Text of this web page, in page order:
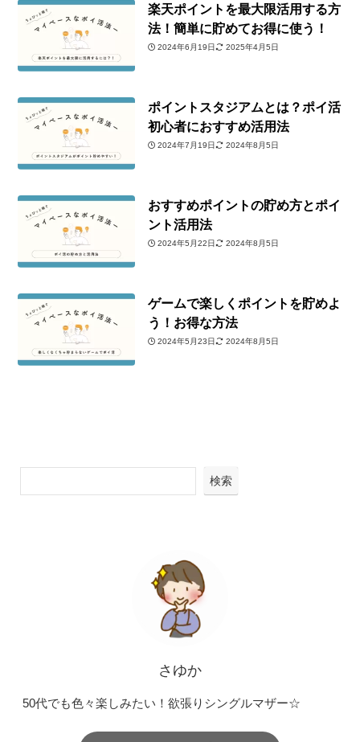
楽天ポイントを最大限活用する方
法！簡単に貯めてお得に使う！
2024年6月19日 2025年4月5日
ポイントスタジアムとは？ポイ活
初心者におすすめ活用法
2024年7月19日 2024年8月5日
おすすめポイントの貯め方とポイ
ント活用法
2024年5月22日 2024年8月5日
ゲームで楽しくポイントを貯めよ
う！お得な方法
2024年5月23日 2024年8月5日
検索
さゆか
50代でも色々楽しみたい！欲張りシングルマザー☆